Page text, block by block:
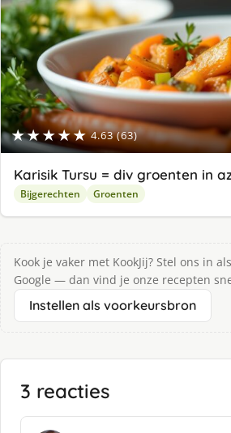
★★★★★ 4.63 (63)
Karisik Tursu = div groenten in
Bijgerechten Groenten
Kook je vaker met KookJij? Stel ons in
Google — dan vind je onze recepten
Instellen als voorkeursbron
3 reacties